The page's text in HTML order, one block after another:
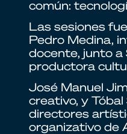
común:
Las sesiones
Pedro Medina,
docente, junto a
productora
José Manuel
creativo, y Tóbal
directores
organizativo de